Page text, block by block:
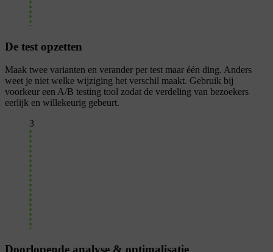
De test opzetten
Maak twee varianten en verander per test maar één ding. Anders
weet je niet welke wijziging het verschil maakt. Gebruik bij
voorkeur een A/B testing tool zodat de verdeling van bezoekers
eerlijk en willekeurig gebeurt.
3
Doorlopende analyse & optimalisatie